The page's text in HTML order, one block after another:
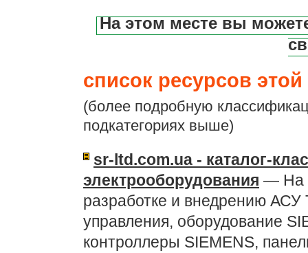
На этом месте вы
список ресурсов этой
(более подробную
подкатегориях выше)
sr-ltd.com.ua - каталог-
электрооборудования — На
разработке и внедрению
управления, оборудование
контроллеры SIEMENS,